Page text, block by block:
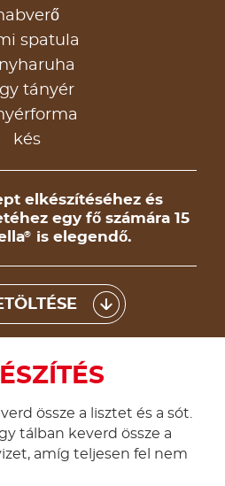
spatula
tányér
kés
elkészítéséhez és
egy fő számára 15
® is elegendő.
össze a lisztet és a sót.
tálban keverd össze a
amíg teljesen fel nem